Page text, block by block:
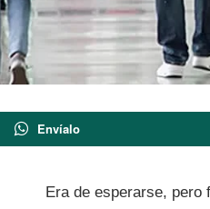
Envíalo
Era de esperarse,